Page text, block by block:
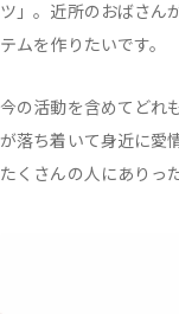
ツ」。近所のおばさん
テムを作りたいです。
今の活動を含めてどれ
が落ち着いて身近に愛
たくさんの人にありっ